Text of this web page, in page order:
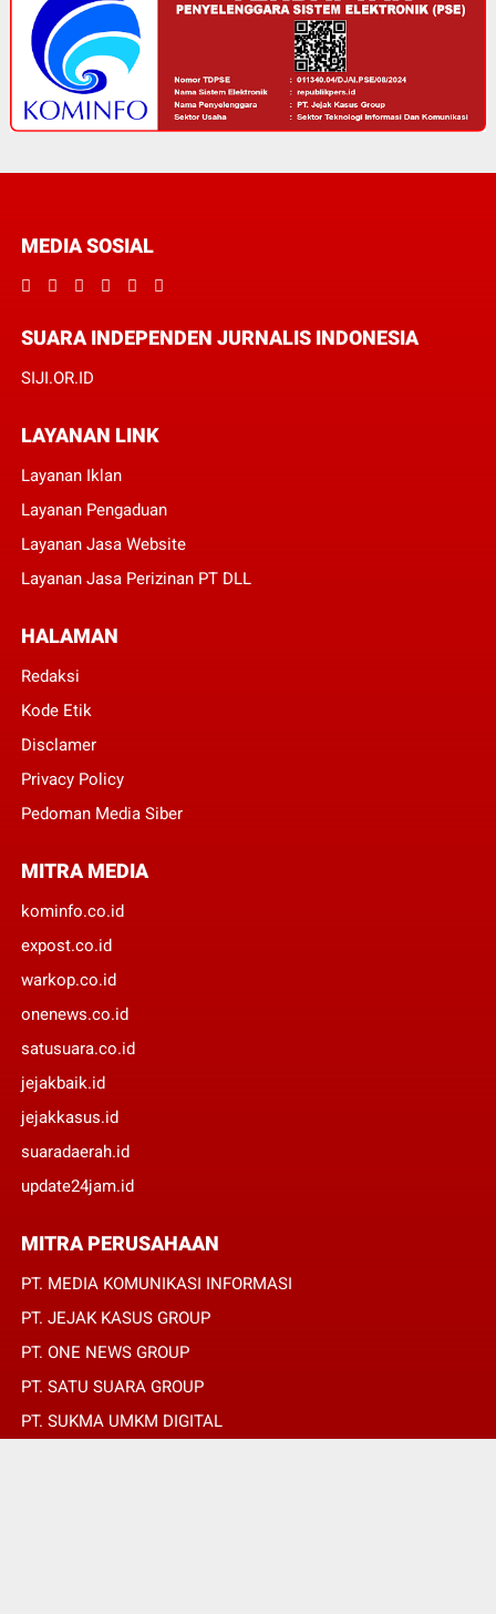
MEDIA SOSIAL
SUARA INDEPENDEN JURNALIS INDONESIA
SIJI.OR.ID
LAYANAN LINK
Layanan Iklan
Layanan Pengaduan
Layanan Jasa Website
Layanan Jasa Perizinan PT DLL
HALAMAN
Redaksi
Kode Etik
Disclamer
Privacy Policy
Pedoman Media Siber
MITRA MEDIA
kominfo.co.id
expost.co.id
warkop.co.id
onenews.co.id
satusuara.co.id
jejakbaik.id
jejakkasus.id
suaradaerah.id
update24jam.id
MITRA PERUSAHAAN
PT. MEDIA KOMUNIKASI INFORMASI
PT. JEJAK KASUS GROUP
PT. ONE NEWS GROUP
PT. SATU SUARA GROUP
PT. SUKMA UMKM DIGITAL